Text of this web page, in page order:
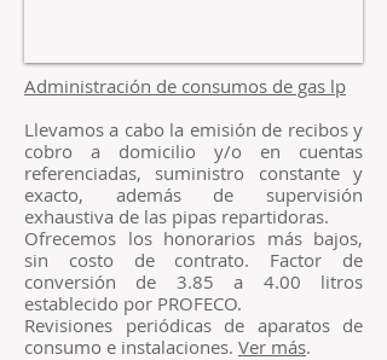
Administración de consumos de gas lp
Llevamos a cabo la emisión de recibos y
cobro a domicilio y/o en cuentas
referenciadas, suministro constante y
exacto, además de supervisión
exhaustiva de las pipas repartidoras.
Ofrecemos los honorarios más bajos,
sin costo de contrato. Factor de
conversión de 3.85 a 4.00 litros
establecido por PROFECO.
Revisiones periódicas de aparatos de
consumo e instalaciones. Ver más.